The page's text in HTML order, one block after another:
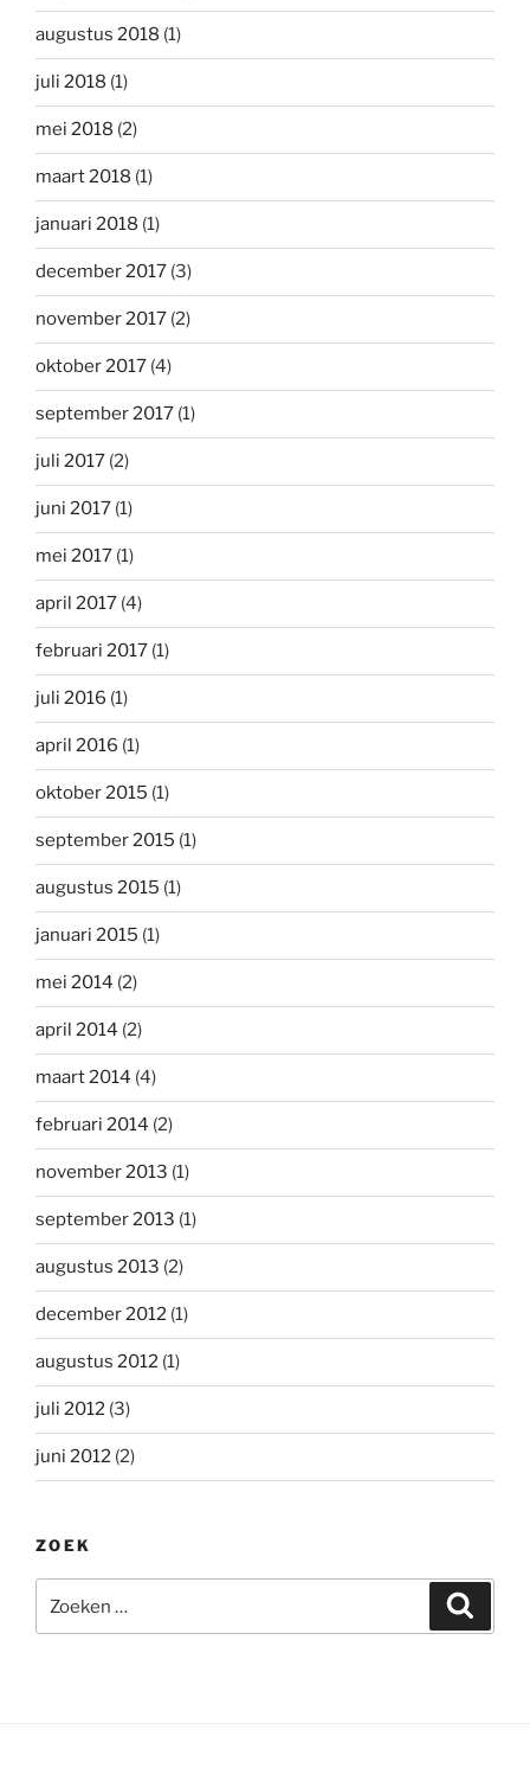
augustus 2018 (1)
juli 2018 (1)
mei 2018 (2)
maart 2018 (1)
januari 2018 (1)
december 2017 (3)
november 2017 (2)
oktober 2017 (4)
september 2017 (1)
juli 2017 (2)
juni 2017 (1)
mei 2017 (1)
april 2017 (4)
februari 2017 (1)
juli 2016 (1)
april 2016 (1)
oktober 2015 (1)
september 2015 (1)
augustus 2015 (1)
januari 2015 (1)
mei 2014 (2)
april 2014 (2)
maart 2014 (4)
februari 2014 (2)
november 2013 (1)
september 2013 (1)
augustus 2013 (2)
december 2012 (1)
augustus 2012 (1)
juli 2012 (3)
juni 2012 (2)
ZOEK
naar: